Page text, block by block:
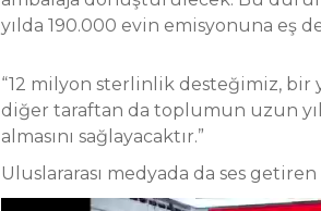
yılda 190.000 evin emisyonuna eş
“12 milyon sterlinlik desteğimiz, bir
diğer taraftan da toplumun uzun
almasını sağlayacaktır.”
Uluslararası medyada da ses